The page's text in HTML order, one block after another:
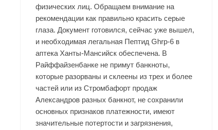
физических лиц. Обращаем внимание на
рекомендации как правильно красить серые
глаза. Документ готовился, сейчас уже вышел,
и необходимая легальная Пептид Ghrp-6 в
аптека Ханты-Мансийск обеспечена. В
Райффайзенбанке не примут банкноты,
которые разорваны и склеены из трех и более
частей или из Стромбафорт продаж
Александров разных банкнот, не сохранили
основных признаков платежности, имеют
значительные потертости и загрязнения,